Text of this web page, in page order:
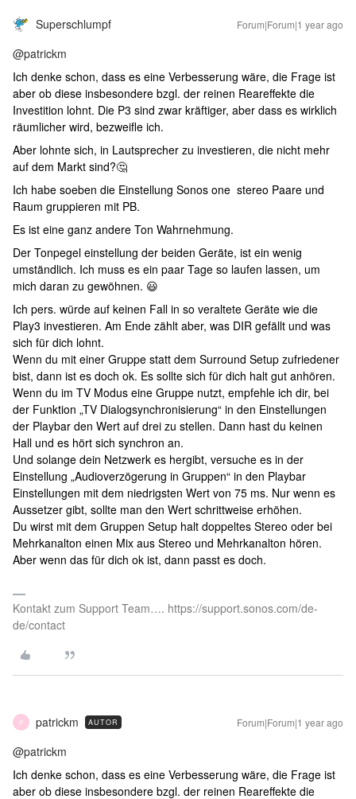
Superschlumpf Forum|Forum|1 year ago
@patrickm
Ich denke schon, dass es eine Verbesserung wäre, die Frage ist
aber ob diese insbesondere bzgl. der reinen Reareffekte die
Investition lohnt. Die P3 sind zwar kräftiger, aber dass es wirklich
räumlicher wird, bezweifle ich.
Aber lohnte sich, in Lautsprecher zu investieren, die nicht mehr
auf dem Markt sind?🤔
Ich habe soeben die Einstellung Sonos one stereo Paare und
Raum gruppieren mit PB.
Es ist eine ganz andere Ton Wahrnehmung.
Der Tonpegel einstellung der beiden Geräte, ist ein wenig
umständlich. Ich muss es ein paar Tage so laufen lassen, um
mich daran zu gewöhnen. 😃
Ich pers. würde auf keinen Fall in so veraltete Geräte wie die
Play3 investieren. Am Ende zählt aber, was DIR gefällt und was
sich für dich lohnt.
Wenn du mit einer Gruppe statt dem Surround Setup zufriedener
bist, dann ist es doch ok. Es sollte sich für dich halt gut anhören.
Wenn du im TV Modus eine Gruppe nutzt, empfehle ich dir, bei
der Funktion „TV Dialogsynchronisierung“ in den Einstellungen
der Playbar den Wert auf drei zu stellen. Dann hast du keinen
Hall und es hört sich synchron an.
Und solange dein Netzwerk es hergibt, versuche es in der
Einstellung „Audioverzögerung in Gruppen“ in den Playbar
Einstellungen mit dem niedrigsten Wert von 75 ms. Nur wenn es
Aussetzer gibt, sollte man den Wert schrittweise erhöhen.
Du wirst mit dem Gruppen Setup halt doppeltes Stereo oder bei
Mehrkanalton einen Mix aus Stereo und Mehrkanalton hören.
Aber wenn das für dich ok ist, dann passt es doch.
Kontakt zum Support Team…. https://support.sonos.com/de-
de/contact
P patrickm AUTOR Forum|Forum|1 year ago
@patrickm
Ich denke schon, dass es eine Verbesserung wäre, die Frage ist
aber ob diese insbesondere bzgl. der reinen Reareffekte die